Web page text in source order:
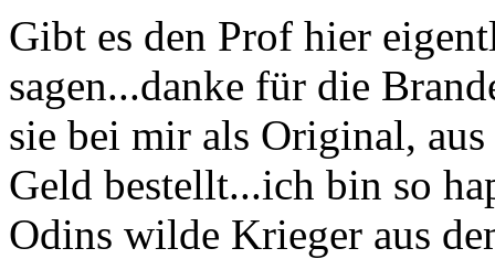
Gibt es den Prof hier
sagen...danke für die
sie bei mir als Original,
Geld bestellt...ich bin so
Odins wilde Krieger aus